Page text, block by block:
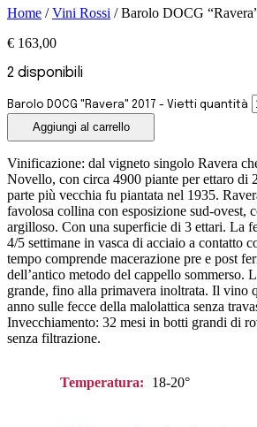
Home /Vini Rossi / Barolo DOCG
€ 163,00
2 disponibili
Barolo DOCG "Ravera" 2017 - Vietti quantità
Aggiungi al carrello
Vinificazione: dal vigneto singolo Ravera
Novello, con circa 4900 piante per ettaro di
parte più vecchia fu piantata nel 1935.
favolosa collina con esposizione sud-ovest,
argilloso. Con una superficie di 3 ettari. La
4/5 settimane in vasca di acciaio a contatto
tempo comprende macerazione pre e post
dell’antico metodo del cappello sommerso.
grande, fino alla primavera inoltrata. Il vino
anno sulle fecce della malolattica senza
Invecchiamento: 32 mesi in botti grandi di
senza filtrazione.
Temperatura: 18-20°